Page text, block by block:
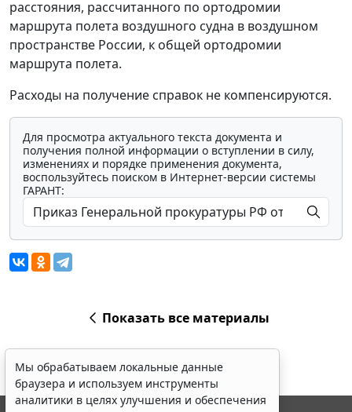
расстояния, рассчитанного по ортодромии
маршрута полета воздушного судна в воздушном
пространстве России, к общей ортодромии
маршрута полета.
Расходы на получение справок не компенсируются.
Для просмотра актуального текста документа и
получения полной информации о вступлении в силу,
изменениях и порядке применения документа,
воспользуйтесь поиском в Интернет-версии системы
ГАРАНТ:
Показать все материалы
Мы обрабатываем локальные данные
браузера и используем инструменты
аналитики в целях улучшения и обеспечения